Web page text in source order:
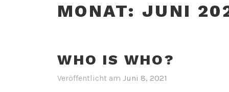
MONAT: JUNI
WHO IS WHO?
Veröffentlicht am Juni 8, 2021